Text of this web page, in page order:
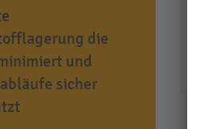
die
und
sicher